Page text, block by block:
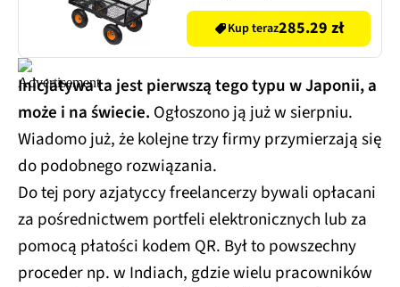
Kup teraz285.29 zł
Inicjatywa ta jest pierwszą tego typu w Japonii, a
może i na świecie. Ogłoszono ją już w sierpniu.
Wiadomo już, że kolejne trzy firmy przymierzają się
do podobnego rozwiązania.
Do tej pory azjatyccy freelancerzy bywali opłacani
za pośrednictwem portfeli elektronicznych lub za
pomocą płatości kodem QR. Był to powszechny
proceder np. w Indiach, gdzie wielu pracowników